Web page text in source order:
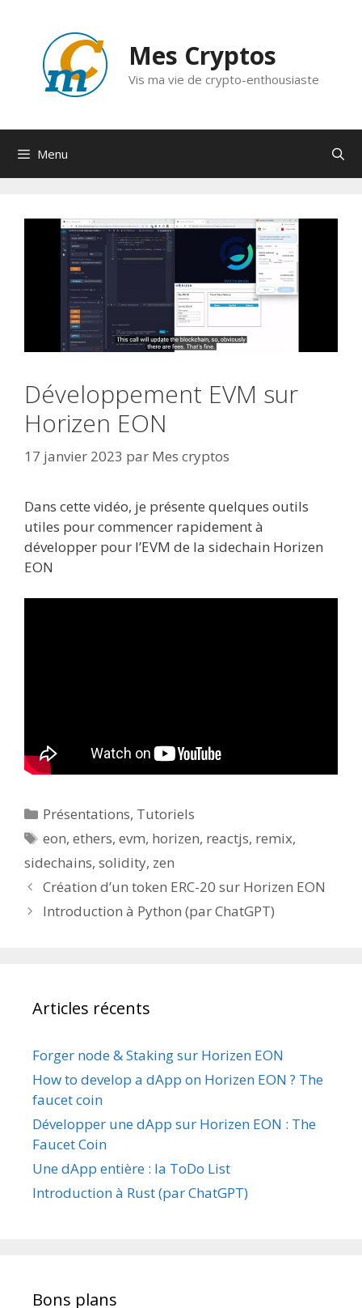
contenu
Mes Cryptos
Vis ma vie de crypto-enthousiaste
Menu
Développement EVM sur
Horizen EON
17 janvier 2023 par Mes cryptos
Dans cette vidéo, je présente quelques outils
utiles pour commencer rapidement à
développer pour l’EVM de la sidechain Horizen
EON
Catégories
Présentations, Tutoriels
Étiquettes
eon,ethers,evm, horizen, reactjs, remix,
sidechains, solidity, zen
Création d’un token ERC-20 sur Horizen EON
Introduction à Python (par ChatGPT)
Articles récents
Forger node & Staking sur Horizen EON
How to develop a dApp on Horizen EON ? The
faucet coin
Développer une dApp sur Horizen EON : The
Faucet Coin
Une dApp entière : la ToDo List
Introduction à Rust (par ChatGPT)
Bons plans